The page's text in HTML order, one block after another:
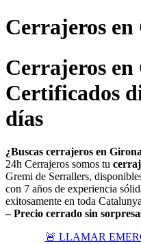
Cerrajeros
Cerrajeros en
Certificados
días
¿Buscas cerrajeros en
24h Cerrajeros somos tu
Gremi de Serrallers,
con 7 años de experiencia
exitosamente en toda
– Precio cerrado sin
🚨 LLAMAR